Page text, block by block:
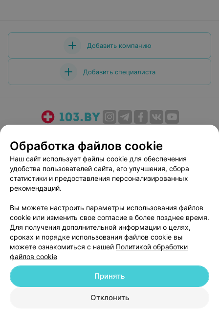
Добавить компанию
Добавить специалиста
Медицинский маркетинг
Публичный договор
Пользовательское соглашение
Способы оплаты
Вакансии
Партнеры
Персональные настройки cookie
Обработка персональных данных
© 2026 ООО «Артокс Лаб», УНП 191700409| 220012, Республика Беларусь,
Обработка файлов cookie
Наш сайт использует файлы cookie для обеспечения
удобства пользователей сайта, его улучшения, сбора
статистики и предоставления персонализированных
рекомендаций.
Вы можете настроить параметры использования файлов
cookie или изменить свое согласие в более позднее время.
Для получения дополнительной информации о целях,
сроках и порядке использования файлов cookie вы
можете ознакомиться с нашей Политикой обработки
файлов cookie
Отклонить
Принять